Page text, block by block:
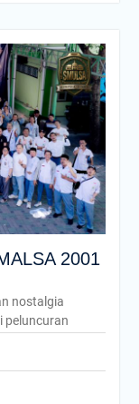
2001
nostalgia
peluncuran